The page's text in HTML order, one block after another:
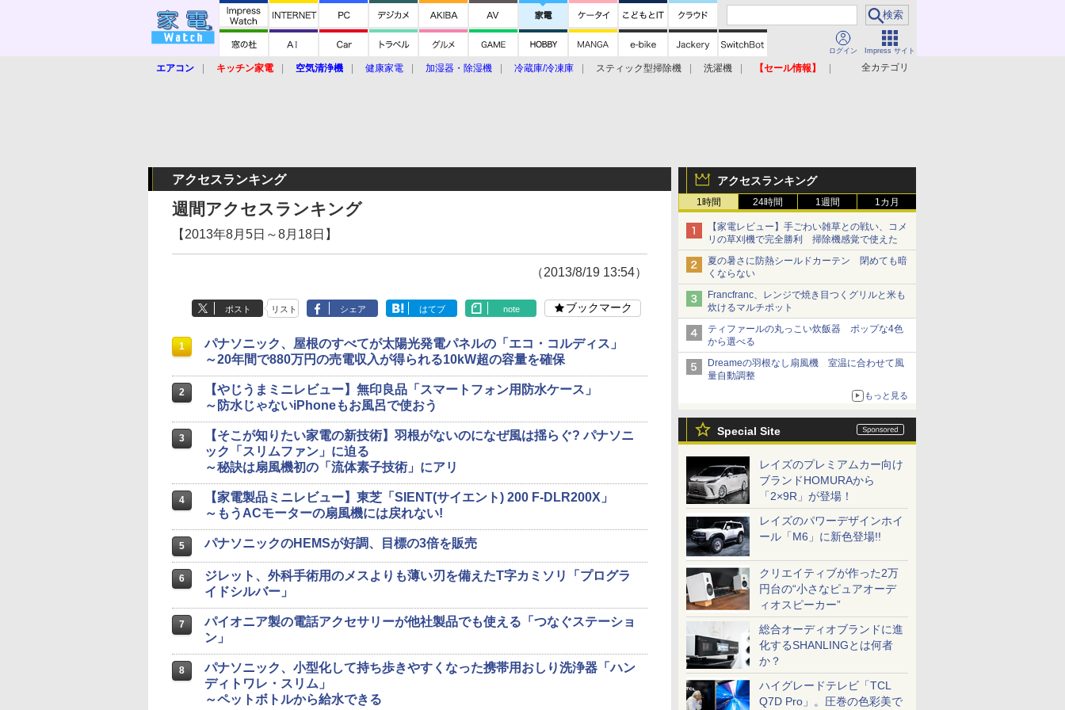
ログイン Impress サイト
全カテゴリ
エアコン キッチン家電 空気清浄機 健康家電 加湿器・除湿機 冷蔵庫/冷凍庫 スティック型掃除機 洗濯機
【セール情報】
アクセスランキング
1時間 24時間 1週間 1カ月
【家電レビュー】手ごわい雑草との戦い、コメ
リの草刈機で完全勝利 掃除機感覚で使えた
夏の暑さに防熱シールドカーテン 閉めても暗
くならない
Francfranc、レンジで焼き目つくグリルと米も
炊けるマルチポット
ティファールの丸っこい炊飯器 ポップな4色
から選べる
Dreameの羽根なし扇風機 室温に合わせて風
量自動調整
もっと見る
Special Site
レイズのプレミアムカー向け
ブランドHOMURAから
「2×9R」が登場！
レイズのパワーデザインホイ
ール「M6」に新色登場!!
クリエイティブが作った2万
円台の“小さなピュアオーデ
ィオスピーカー”
総合オーディオブランドに進
化するSHANLINGとは何者
か？
ハイグレードテレビ「TCL
Q7D Pro」。圧巻の色彩美で
アクセスランキング
週間アクセスランキング
【2013年8月5日～8月18日】
（2013/8/19 13:54）
ポスト リスト シェア はてブ note ブックマーク
1
パナソニック、屋根のすべてが太陽光発電パネルの「エコ・コルディス」
～20年間で880万円の売電収入が得られる10kW超の容量を確保
2
【やじうまミニレビュー】無印良品「スマートフォン用防水ケース」
～防水じゃないiPhoneもお風呂で使おう
3
【そこが知りたい家電の新技術】羽根がないのになぜ風は揺らぐ? パナソニ
ック「スリムファン」に迫る
～秘訣は扇風機初の「流体素子技術」にアリ
4
【家電製品ミニレビュー】東芝「SIENT(サイエント) 200 F-DLR200X」
～もうACモーターの扇風機には戻れない!
5 パナソニックのHEMSが好調、目標の3倍を販売
6
ジレット、外科手術用のメスよりも薄い刃を備えたT字カミソリ「プログラ
イドシルバー」
7
パイオニア製の電話アクセサリーが他社製品でも使える「つなぐステーショ
ン」
8
パナソニック、小型化して持ち歩きやすくなった携帯用おしり洗浄器「ハン
ディトワレ・スリム」
～ペットボトルから給水できる